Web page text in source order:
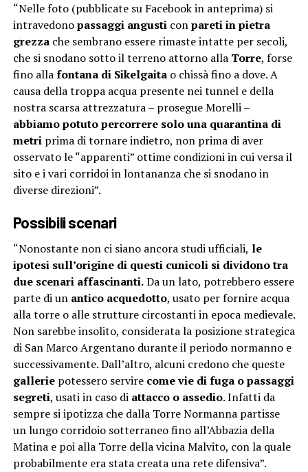
“Nelle foto (pubblicate su Facebook in anteprima) si
intravedonopassaggi angusticonpareti in pietra
grezzache sembrano essere rimaste intatte per secoli,
che si snodano sotto il terreno attorno alla Torre, forse
fino allafontana di Sikelgaitao chissà fino a dove. A
causa della troppa acqua presente nei tunnel e della
nostra scarsa attrezzatura – prosegue Morelli –
abbiamo potuto percorrere solo una quarantina di
metriprima di tornare indietro, non prima di aver
osservato le “apparenti” ottime condizioni in cui versa il
sito e i vari corridoi in lontananza che si snodano in
diverse direzioni”.
Possibili scenari
“Nonostante non ci siano ancora studi ufficiali, le
ipotesi sull’origine di questi cunicoli si dividono tra
due scenari affascinanti.Da un lato, potrebbero essere
parte di un antico acquedotto, usato per fornire acqua
alla torre o alle strutture circostanti in epoca medievale.
Non sarebbe insolito, considerata la posizione strategica
di San Marco Argentano durante il periodo normanno e
successivamente. Dall’altro, alcuni credono che queste
galleriepotessero servire come vie di fuga o passaggi
segreti, usati in caso di attacco o assedio. Infatti da
sempre si ipotizza che dalla Torre Normanna partisse
un lungo corridoio sotterraneo fino all’Abbazia della
Matina e poi alla Torre della vicina Malvito, con la quale
probabilmente era stata creata una rete difensiva”.